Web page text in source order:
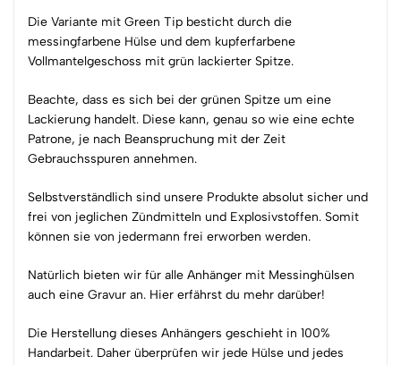
Die Variante mit Green Tip besticht durch die
messingfarbene Hülse und dem kupferfarbene
Vollmantelgeschoss mit grün lackierter Spitze.
Beachte, dass es sich bei der grünen Spitze um eine
Lackierung handelt. Diese kann, genau so wie eine echte
Patrone, je nach Beanspruchung mit der Zeit
Gebrauchsspuren annehmen.
Selbstverständlich sind unsere Produkte absolut sicher und
frei von jeglichen Zündmitteln und Explosivstoffen. Somit
können sie von jedermann frei erworben werden.
Natürlich bieten wir für alle Anhänger mit Messinghülsen
auch eine Gravur an. Hier erfährst du mehr darüber!
Die Herstellung dieses Anhängers geschieht in 100%
Handarbeit. Daher überprüfen wir jede Hülse und jedes